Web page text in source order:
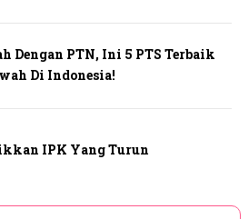
Dengan PTN, Ini 5 PTS Terbaik
Di Indonesia!
IPK Yang Turun